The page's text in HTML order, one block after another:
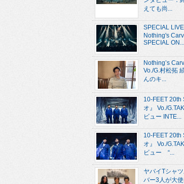
えても尚...
SPECIAL
Nothing's
SPECIAL ON...
Nothing’s
Vo./G.村松拓
んのキ...
10-FEET 20th
オ』 Vo./
ビュー INTE...
10-FEET 20th
オ』 Vo./
ビュー “...
ヤバイTシャ
バー3人が大